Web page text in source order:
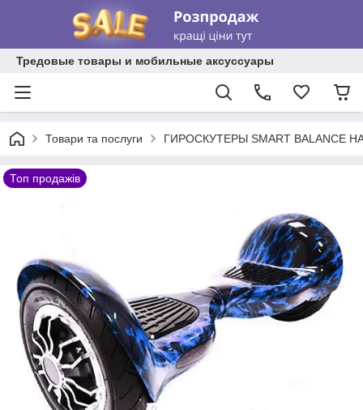
Тредовые товары и мобильные аксуссуары
Товари та послуги ГИРОСКУТЕРЫ SMART BALANCE
Топ продажів